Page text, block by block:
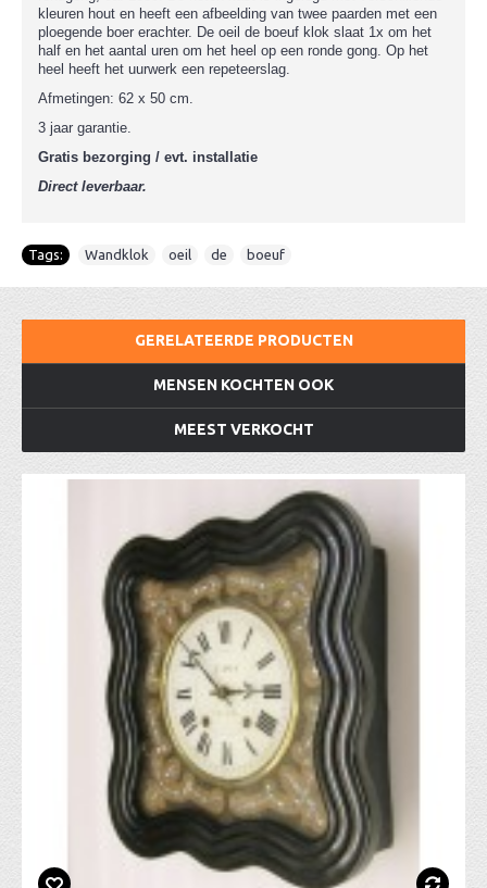
kleuren hout en heeft een afbeelding van twee paarden met een
ploegende boer erachter. De oeil de boeuf klok slaat 1x om het
half en het aantal uren om het heel op een ronde gong. Op het
heel heeft het uurwerk een repeteerslag.
Afmetingen: 62 x 50 cm.
3 jaar garantie.
Gratis bezorging / evt. installatie
Direct leverbaar.
Tags: Wandklok oeil de boeuf
GERELATEERDE PRODUCTEN
MENSEN KOCHTEN OOK
MEEST VERKOCHT